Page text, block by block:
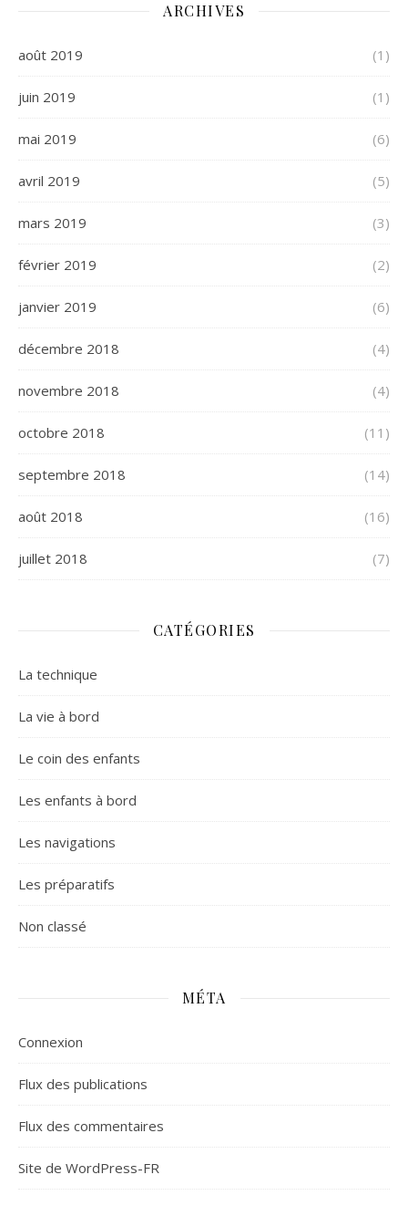
ARCHIVES
août 2019 (1)
juin 2019 (1)
mai 2019 (6)
avril 2019 (5)
mars 2019 (3)
février 2019 (2)
janvier 2019 (6)
décembre 2018 (4)
novembre 2018 (4)
octobre 2018 (11)
septembre 2018 (14)
août 2018 (16)
juillet 2018 (7)
CATÉGORIES
La technique
La vie à bord
Le coin des enfants
Les enfants à bord
Les navigations
Les préparatifs
Non classé
MÉTA
Connexion
Flux des publications
Flux des commentaires
Site de WordPress-FR